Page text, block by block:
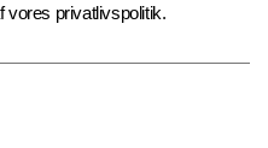
privatlivspolitik.